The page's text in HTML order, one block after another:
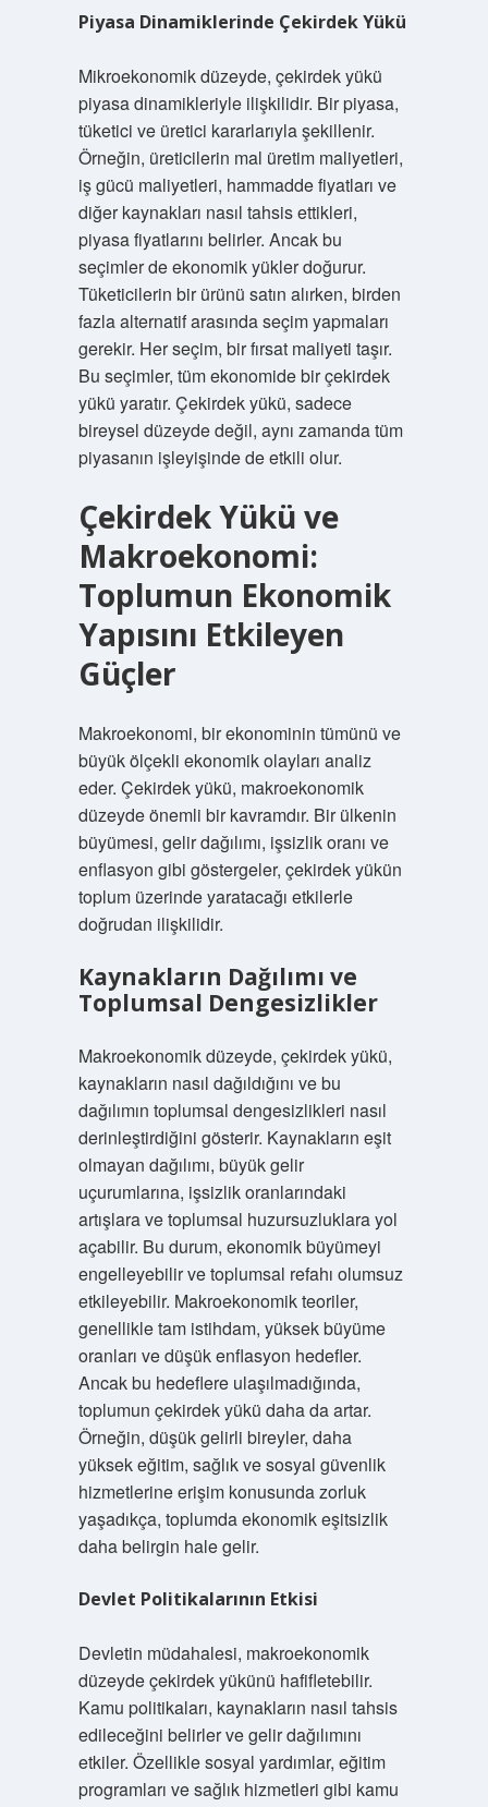
Piyasa Dinamiklerinde Çekirdek Yükü
Mikroekonomik düzeyde, çekirdek yükü
piyasa dinamikleriyle ilişkilidir. Bir piyasa,
tüketici ve üretici kararlarıyla şekillenir.
Örneğin, üreticilerin mal üretim maliyetleri,
iş gücü maliyetleri, hammadde fiyatları ve
diğer kaynakları nasıl tahsis ettikleri,
piyasa fiyatlarını belirler. Ancak bu
seçimler de ekonomik yükler doğurur.
Tüketicilerin bir ürünü satın alırken, birden
fazla alternatif arasında seçim yapmaları
gerekir. Her seçim, bir fırsat maliyeti taşır.
Bu seçimler, tüm ekonomide bir çekirdek
yükü yaratır. Çekirdek yükü, sadece
bireysel düzeyde değil, aynı zamanda tüm
piyasanın işleyişinde de etkili olur.
Çekirdek Yükü ve
Makroekonomi:
Toplumun Ekonomik
Yapısını Etkileyen
Güçler
Makroekonomi, bir ekonominin tümünü ve
büyük ölçekli ekonomik olayları analiz
eder. Çekirdek yükü, makroekonomik
düzeyde önemli bir kavramdır. Bir ülkenin
büyümesi, gelir dağılımı, işsizlik oranı ve
enflasyon gibi göstergeler, çekirdek yükün
toplum üzerinde yaratacağı etkilerle
doğrudan ilişkilidir.
Kaynakların Dağılımı ve
Toplumsal Dengesizlikler
Makroekonomik düzeyde, çekirdek yükü,
kaynakların nasıl dağıldığını ve bu
dağılımın toplumsal dengesizlikleri nasıl
derinleştirdiğini gösterir. Kaynakların eşit
olmayan dağılımı, büyük gelir
uçurumlarına, işsizlik oranlarındaki
artışlara ve toplumsal huzursuzluklara yol
açabilir. Bu durum, ekonomik büyümeyi
engelleyebilir ve toplumsal refahı olumsuz
etkileyebilir. Makroekonomik teoriler,
genellikle tam istihdam, yüksek büyüme
oranları ve düşük enflasyon hedefler.
Ancak bu hedeflere ulaşılmadığında,
toplumun çekirdek yükü daha da artar.
Örneğin, düşük gelirli bireyler, daha
yüksek eğitim, sağlık ve sosyal güvenlik
hizmetlerine erişim konusunda zorluk
yaşadıkça, toplumda ekonomik eşitsizlik
daha belirgin hale gelir.
Devlet Politikalarının Etkisi
Devletin müdahalesi, makroekonomik
düzeyde çekirdek yükünü hafifletebilir.
Kamu politikaları, kaynakların nasıl tahsis
edileceğini belirler ve gelir dağılımını
etkiler. Özellikle sosyal yardımlar, eğitim
programları ve sağlık hizmetleri gibi kamu